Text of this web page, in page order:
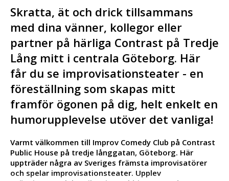
Skratta, ät och drick tillsammans
med dina vänner, kollegor eller
partner på härliga Contrast på Tredje
Lång mitt i centrala Göteborg. Här
får du se improvisationsteater - en
föreställning som skapas mitt
framför ögonen på dig, helt enkelt en
humorupplevelse utöver det vanliga!
Varmt välkommen till Improv Comedy Club på Contrast
Public House på tredje långgatan, Göteborg. Här
uppträder några av Sveriges främsta improvisatörer
och spelar improvisationsteater. Upplev